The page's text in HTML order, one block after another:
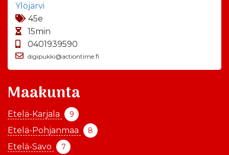
Ylöjärvi
45e
15min
0401939590
digipukki@actiontime.fi
Maakunta
Etelä-Karjala 9
Etelä-Pohjanmaa 8
Etelä-Savo 7